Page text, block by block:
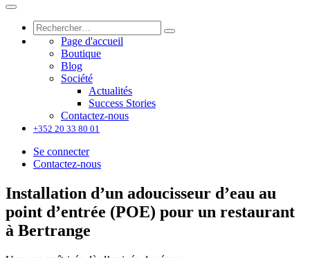
Page d'accueil
Boutique
Blog
Société
Actualités
Success Stories
Contactez-nous
+352 20 33 80 01
Se connecter
Contactez-nous
Installation d’un adoucisseur d’eau au
point d’entrée (POE) pour un restaurant
à Bertrange